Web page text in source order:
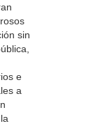
sin
e
a